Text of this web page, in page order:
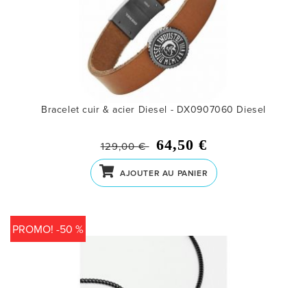
Bracelet cuir & acier Diesel - DX0907060 Diesel
129,00 € 64,50 €
AJOUTER AU PANIER
PROMO! -50 %